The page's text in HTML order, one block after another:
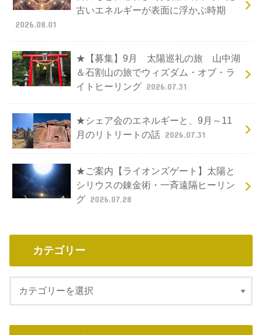
古いエネルギーが表面に浮かぶ時期
2026.08.01
★【募集】9月 太陽巡礼の旅 山中湖
＆石割山の旅でウィズダム・オブ・ラ
イトヒーリング 2026.07.31
★シェア会のエネルギーと、9月～11
月のリトリートの話 2026.07.31
★ご案内【ライオンズゲート】太陽と
シリウスの錬金術・一斉遠隔ヒーリン
グ 2026.07.28
カテゴリー